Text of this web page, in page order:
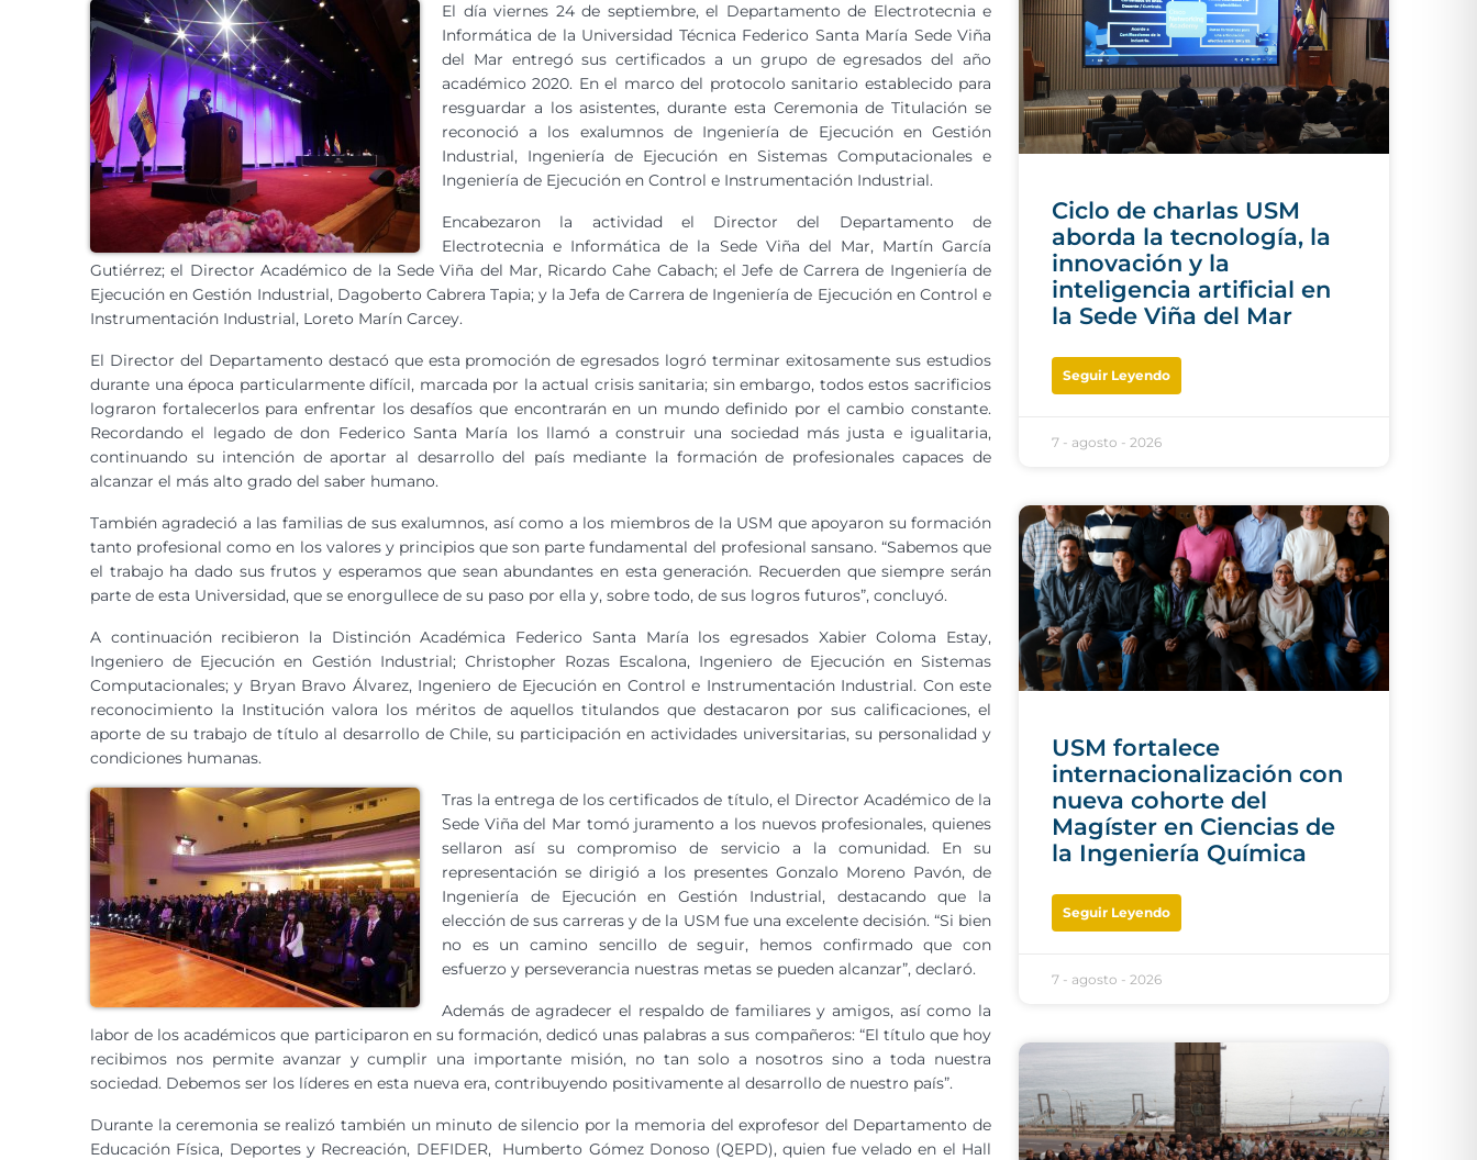
El día viernes 24 de septiembre, el Departamento de Electrotecnia e
Informática de la Universidad Técnica Federico Santa María Sede Viña
del Mar entregó sus certificados a un grupo de egresados del año
académico 2020. En el marco del protocolo sanitario establecido para
resguardar a los asistentes, durante esta Ceremonia de Titulación se
reconoció a los exalumnos de Ingeniería de Ejecución en Gestión
Industrial, Ingeniería de Ejecución en Sistemas Computacionales e
Ingeniería de Ejecución en Control e Instrumentación Industrial.
Encabezaron la actividad el Director del Departamento de
Electrotecnia e Informática de la Sede Viña del Mar, Martín García
Gutiérrez; el Director Académico de la Sede Viña del Mar, Ricardo Cahe Cabach; el Jefe de Carrera de Ingeniería de
Ejecución en Gestión Industrial, Dagoberto Cabrera Tapia; y la Jefa de Carrera de Ingeniería de Ejecución en Control e
Instrumentación Industrial, Loreto Marín Carcey.
El Director del Departamento destacó que esta promoción de egresados logró terminar exitosamente sus estudios
durante una época particularmente difícil, marcada por la actual crisis sanitaria; sin embargo, todos estos sacrificios
lograron fortalecerlos para enfrentar los desafíos que encontrarán en un mundo definido por el cambio constante.
Recordando el legado de don Federico Santa María los llamó a construir una sociedad más justa e igualitaria,
continuando su intención de aportar al desarrollo del país mediante la formación de profesionales capaces de
alcanzar el más alto grado del saber humano.
También agradeció a las familias de sus exalumnos, así como a los miembros de la USM que apoyaron su formación
tanto profesional como en los valores y principios que son parte fundamental del profesional sansano. “Sabemos que
el trabajo ha dado sus frutos y esperamos que sean abundantes en esta generación. Recuerden que siempre serán
parte de esta Universidad, que se enorgullece de su paso por ella y, sobre todo, de sus logros futuros”, concluyó.
A continuación recibieron la Distinción Académica Federico Santa María los egresados Xabier Coloma Estay,
Ingeniero de Ejecución en Gestión Industrial; Christopher Rozas Escalona, Ingeniero de Ejecución en Sistemas
Computacionales; y Bryan Bravo Álvarez, Ingeniero de Ejecución en Control e Instrumentación Industrial. Con este
reconocimiento la Institución valora los méritos de aquellos titulandos que destacaron por sus calificaciones, el
aporte de su trabajo de título al desarrollo de Chile, su participación en actividades universitarias, su personalidad y
condiciones humanas.
Tras la entrega de los certificados de título, el Director Académico de la
Sede Viña del Mar tomó juramento a los nuevos profesionales, quienes
sellaron así su compromiso de servicio a la comunidad. En su
representación se dirigió a los presentes Gonzalo Moreno Pavón, de
Ingeniería de Ejecución en Gestión Industrial, destacando que la
elección de sus carreras y de la USM fue una excelente decisión. “Si bien
no es un camino sencillo de seguir, hemos confirmado que con
esfuerzo y perseverancia nuestras metas se pueden alcanzar”, declaró.
Además de agradecer el respaldo de familiares y amigos, así como la
labor de los académicos que participaron en su formación, dedicó unas palabras a sus compañeros: “El título que hoy
recibimos nos permite avanzar y cumplir una importante misión, no tan solo a nosotros sino a toda nuestra
sociedad. Debemos ser los líderes en esta nueva era, contribuyendo positivamente al desarrollo de nuestro país”.
Durante la ceremonia se realizó también un minuto de silencio por la memoria del exprofesor del Departamento de
Educación Física, Deportes y Recreación, DEFIDER, Humberto Gómez Donoso (QEPD), quien fue velado en el Hall
Ciclo de charlas USM
aborda la tecnología, la
innovación y la
inteligencia artificial en
la Sede Viña del Mar
Seguir Leyendo
7 - agosto - 2026
USM fortalece
internacionalización con
nueva cohorte del
Magíster en Ciencias de
la Ingeniería Química
Seguir Leyendo
7 - agosto - 2026